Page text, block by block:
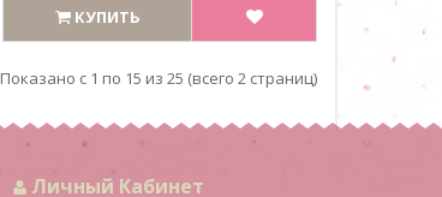
КУПИТЬ
Показано с 1 по 15 из 25 (всего 2 страниц)
Личный Кабинет